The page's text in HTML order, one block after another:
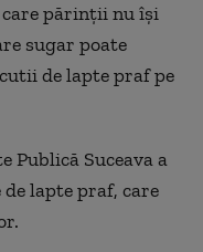
părinţii nu îşi
sugar poate
de lapte praf pe
Publică Suceava a
lapte praf, care